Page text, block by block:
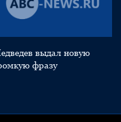
выдал новую
фразу